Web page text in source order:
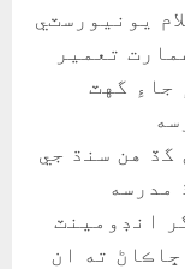
يونيورسٽي
تعمير
جاءِ گهٽ
گڏ هن سنڌ جي
مدرسه
انڊومينٽ
ته ان